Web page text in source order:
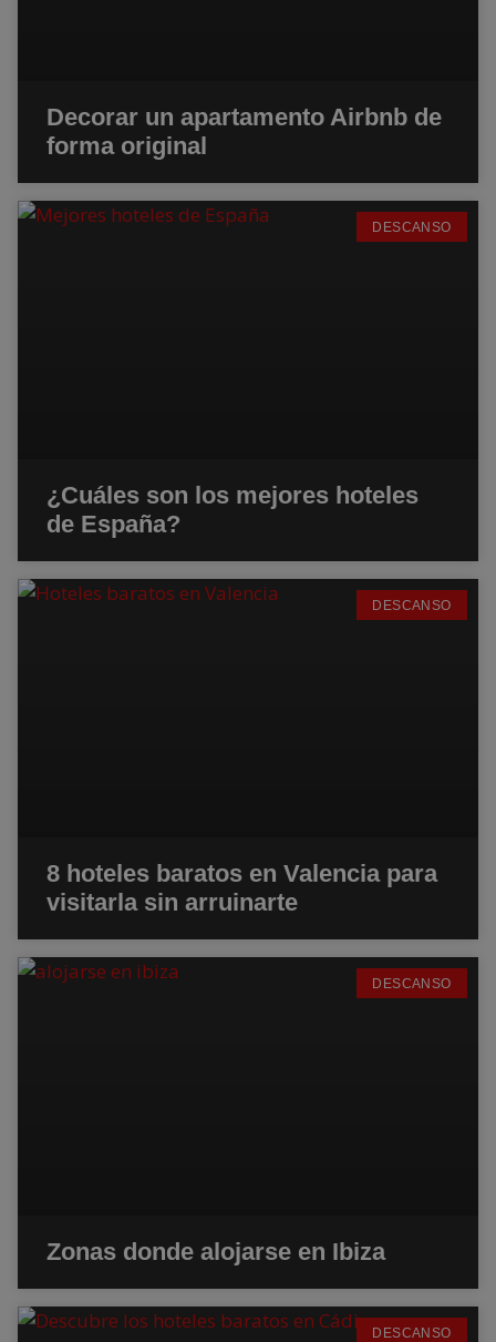
Decorar un apartamento Airbnb de
forma original
DESCANSO
¿Cuáles son los mejores hoteles
de España?
DESCANSO
8 hoteles baratos en Valencia para
visitarla sin arruinarte
DESCANSO
Zonas donde alojarse en Ibiza
DESCANSO